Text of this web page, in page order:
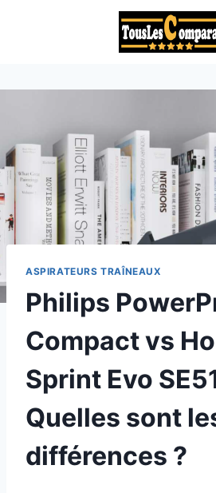
ASPIRATEURS TRAÎNEAUX
Philips
Compact vs
Sprint Evo
Quelles sont
différences ?